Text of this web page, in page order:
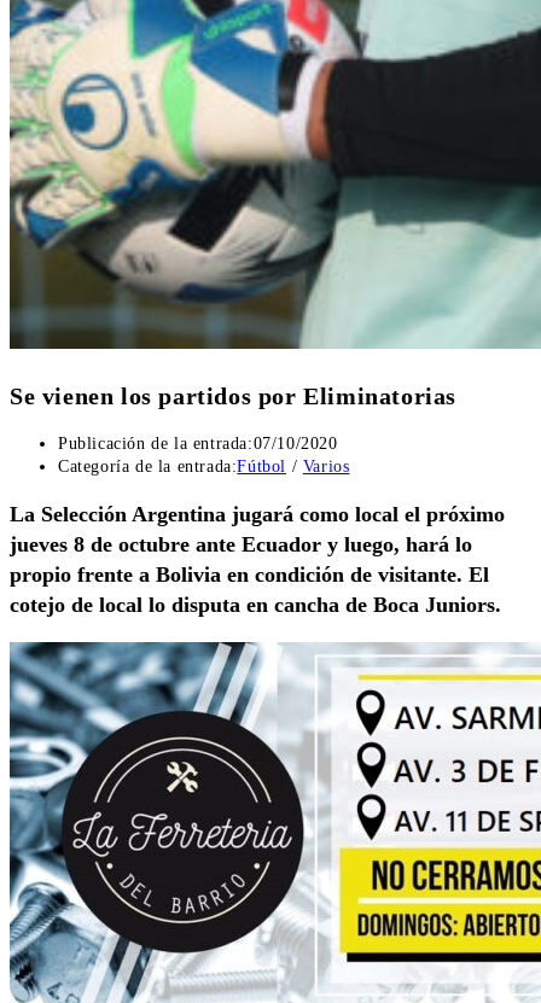
Se vienen los partidos por Eliminatorias
Publicación de la entrada:07/10/2020
Categoría de la entrada:Fútbol / Varios
La Selección Argentina jugará como local el próximo
jueves 8 de octubre ante Ecuador y luego, hará lo
propio frente a Bolivia en condición de visitante. El
cotejo de local lo disputa en cancha de Boca Juniors.